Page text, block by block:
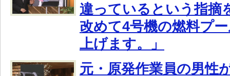
違っているという指摘
改めて4号機の燃料プ
上げます。」
元・原発作業員の男性